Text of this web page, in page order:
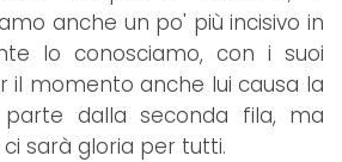
anche un po' più incisivo in
lo conosciamo, con i suoi
il momento anche lui causa la
parte dalla seconda fila, ma
sarà gloria per tutti.